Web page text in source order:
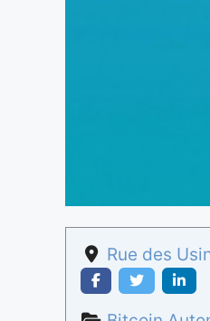
Rue des